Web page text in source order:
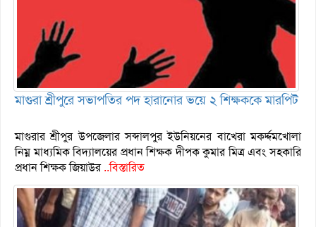
মাগুরা শ্রীপুরে সভাপতির পদ হারানোর ভয়ে ২ শিক্ষককে মারপিট
মাগুরার শ্রীপুর উপজেলার সব্দালপুর ইউনিয়নের বাখেরা মকর্দ্দমখোলা
নিম্ন মাধ্যমিক বিদ্যালয়ের প্রধান শিক্ষক দীপক কুমার মিত্র এবং সহকারি
প্রধান শিক্ষক জিয়াউর..বিস্তারিত